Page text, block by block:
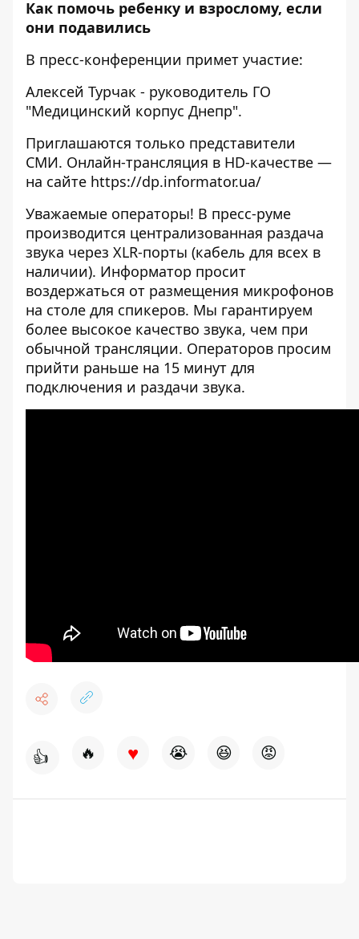
Как помочь ребенку и взрослому, если
они подавились
В пресс-конференции примет участие:
Алексей Турчак - руководитель ГО
"Медицинский корпус Днепр".
Приглашаются только представители
СМИ. Онлайн-трансляция в HD-качестве —
на сайте https://dp.informator.ua/
Уважаемые операторы! В пресс-руме
производится централизованная раздача
звука через XLR-порты (кабель для всех в
наличии). Информатор просит
воздержаться от размещения микрофонов
на столе для спикеров. Мы гарантируем
более высокое качество звука, чем при
обычной трансляции. Операторов просим
прийти раньше на 15 минут для
подключения и раздачи звука.
👍 🔥 ♥ 😭 😆 😡